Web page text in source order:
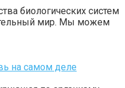
биологических систем
мир. Мы можем
на самом деле